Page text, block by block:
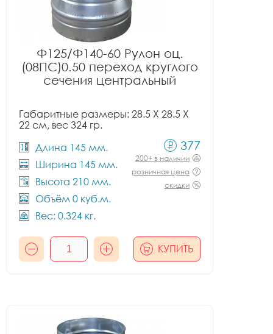
Ф125/Ф140-60 Рулон оц.
(08ПС)0.50 переход круглого
сечения центральный
Габаритные размеры: 28.5 X 28.5 X
22 см, вес 324 гр.
Длина 145 мм.
Ширина 145 мм.
Высота 210 мм.
Объём 0 куб.м.
Вес: 0.324 кг.
377
200+ в наличии
розничная цена
скидки
КУПИТЬ